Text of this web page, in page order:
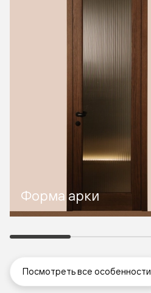
Форма арки
Посмотреть все особенности